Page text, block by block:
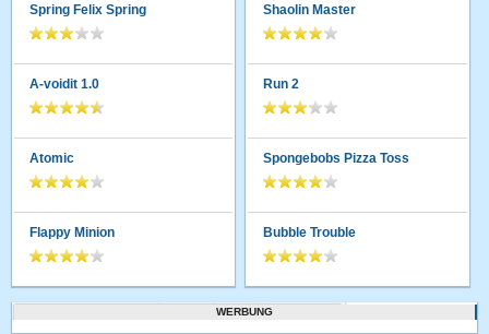
Spring Felix Spring
A-voidit 1.0
Atomic
Flappy Minion
Shaolin Master
Run 2
Spongebobs Pizza Toss
Bubble Trouble
WERBUNG